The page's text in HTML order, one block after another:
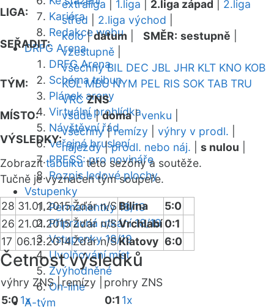
Kariéra
Redakce webu
DRFG Arena
DRFG Arena
Schéma tribun
Plánek areny
Virtuální prohlídka
Návštěvní řád
Veřejné bruslení
PRESS: pro novináře
Rozpis ledové plochy
Vstupenky
Permanentky 18/19
Přípravná utkání 18/19
Vstupenky 18/19
Uvolňování míst
Zvýhodněné
On-line
A-tým
LIGA:
extraliga 1.liga 2.liga západ
2.liga
střed
2.liga východ
SEŘADIT:
kolo|datum SMĚR: sestupně
vzestupně
TÝM:
všechny BIL DEC JBL JHR KLT KNO KOB
KOL MBU NYM PEL RIS SOK TAB TRU
VRC ZNS
MÍSTO:
všude|doma|venku
VÝSLEDKY:
všechny|remízy výhry v prodl.
nájezdy|prodl. nebo náj. s nulou
Zobrazittabulkutéto sezóny a soutěže.
Tučně je vyznačen tým soupeře.
28 31.01.2015Žďár n/SBílina
5:0
26 21.01.2015Žďár n/SVrchlabí0:1
17 06.12.2014Žďár n/SKlatovy 6:0
Četnost výsledků
výhry ZNS |remízy |
prohry ZNS
5:01x
0:1 1x